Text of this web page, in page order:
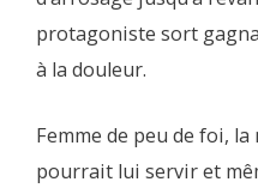
protagoniste sort
à la douleur.
Femme de peu de foi,
pourrait lui servir et